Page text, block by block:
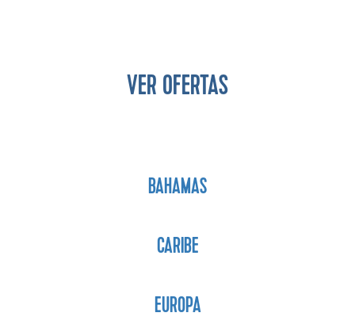
VER OFERTAS
BAHAMAS
CARIBE
EUROPA